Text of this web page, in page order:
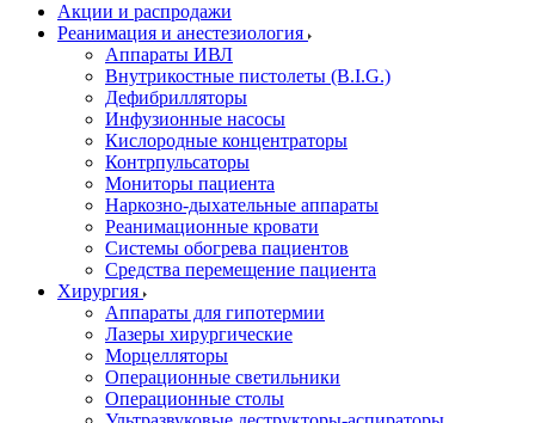
Акции и распродажи
Реанимация и анестезиология
Аппараты ИВЛ
Внутрикостные пистолеты (B.I.G.)
Дефибрилляторы
Инфузионные насосы
Кислородные концентраторы
Контрпульсаторы
Мониторы пациента
Наркозно-дыхательные аппараты
Реанимационные кровати
Системы обогрева пациентов
Средства перемещение пациента
Хирургия
Аппараты для гипотермии
Лазеры хирургические
Морцелляторы
Операционные светильники
Операционные столы